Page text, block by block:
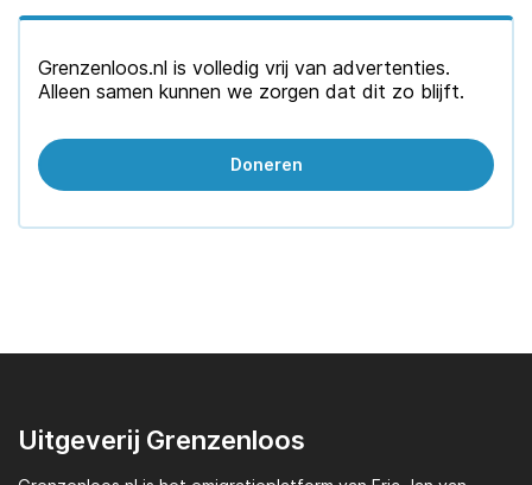
Grenzenloos.nl is volledig vrij van advertenties.
Alleen samen kunnen we zorgen dat dit zo blijft.
Doneren
Uitgeverij Grenzenloos